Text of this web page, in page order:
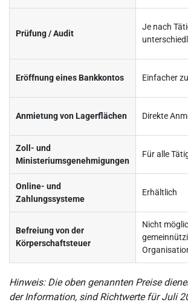
Prüfung / Audit
Je nach
Eröffnung eines Bankkontos Einfacher
Anmietung von Lagerflächen Direkte
Zoll- und
Ministeriumsgenehmigungen
Für alle
Online- und
Zahlungssysteme
Erhältlich
Befreiung von der
Körperschaftsteuer
Nicht
Hinweis: Die oben genannten Preise
der Information, sind Richtwerte für Juli